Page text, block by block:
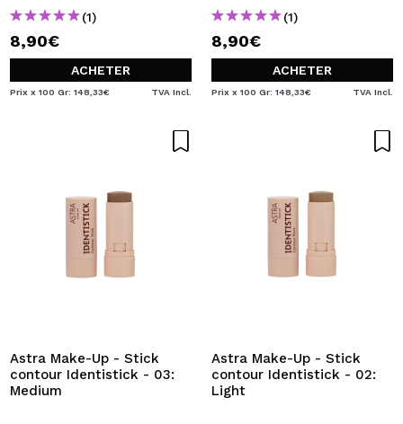
CRÉER UN COMPTE
(1)
8,90€
ACHETER
Prix x 100 Gr: 148,33€ TVA Incl.
(1)
8,90€
ACHETER
Prix x 100 Gr: 148,33€ TVA Incl.
Astra Make-Up - Stick
contour Identistick - 03:
Medium
Astra Make-Up - Stick
contour Identistick - 02:
Light